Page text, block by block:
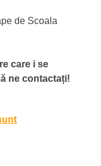
de Scoala
care i se
ne contactați!